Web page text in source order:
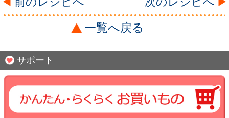
一覧へ戻る
サポート